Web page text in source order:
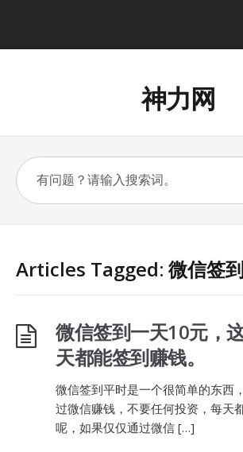
神力网
Articles Tagged: 微信签
微信签到一天10元，
天都能签到赚钱。
微信签到平时是一个很简单的东西
过微信赚钱，不要任何投资，每天
呢，如果仅仅通过微信 […]